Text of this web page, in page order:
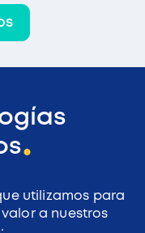
utilizamos para
a nuestros